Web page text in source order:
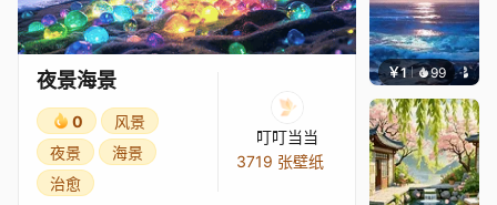
夜景海景
0
风景
夜景
海景
治愈
叮叮当当
3719 张壁纸
￥1 99 叮叮